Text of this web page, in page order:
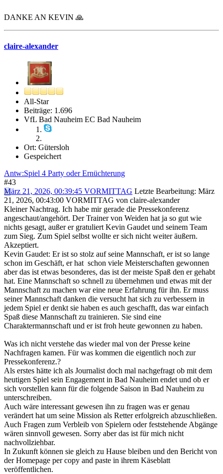
DANKE AN KEVIN 🙏
claire-alexander
All-Star
Beiträge: 1.696
VfL Bad Nauheim EC Bad Nauheim
Ort: Gütersloh
Gespeichert
Antw:Spiel 4 Party oder Ernüchterung
#43
März 21, 2026, 00:39:45 VORMITTAG Letzte Bearbeitung: März
21, 2026, 00:43:00 VORMITTAG von claire-alexander
Kleiner Nachtrag. Ich habe mir gerade die Pressekonferenz
angeschaut/angehört. Der Trainer von Weiden hat ja so gut wie
nichts gesagt, außer er gratuliert Kevin Gaudet und seinem Team
zum Sieg. Zum Spiel selbst wollte er sich nicht weiter äußern.
Akzeptiert.
Kevin Gaudet: Er ist so stolz auf seine Mannschaft, er ist so lange
schon im Geschäft, er hat schon viele Meisterschaften gewonnen
aber das ist etwas besonderes, das ist der meiste Spaß den er gehabt
hat. Eine Mannschaft so schnell zu übernehmen und etwas mit der
Mannschaft zu machen war eine neue Erfahrung für ihn. Er muss
seiner Mannschaft danken die versucht hat sich zu verbessern in
jedem Spiel er denkt sie haben es auch geschafft, das war einfach
Spaß diese Mannschaft zu trainieren. Sie sind eine
Charaktermannschaft und er ist froh heute gewonnen zu haben.
Was ich nicht verstehe das wieder mal von der Presse keine
Nachfragen kamen. Für was kommen die eigentlich noch zur
Pressekonferenz.?
Als erstes hätte ich als Journalist doch mal nachgefragt ob mit dem
heutigen Spiel sein Engagement in Bad Nauheim endet und ob er
sich vorstellen kann für die folgende Saison in Bad Nauheim zu
unterschreiben.
Auch wäre interessant gewesen ihn zu fragen was er genau
verändert hat um seine Mission als Retter erfolgreich abzuschließen.
Auch Fragen zum Verbleib von Spielern oder feststehende Abgänge
wären sinnvoll gewesen. Sorry aber das ist für mich nicht
nachvollziehbar.
In Zukunft können sie gleich zu Hause bleiben und den Bericht von
der Homepage per copy and paste in ihrem Käseblatt
veröffentlichen.